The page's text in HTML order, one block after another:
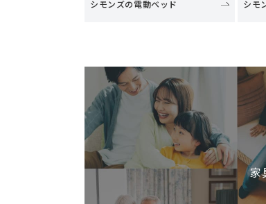
シモンズの電動ベッド シモ
家